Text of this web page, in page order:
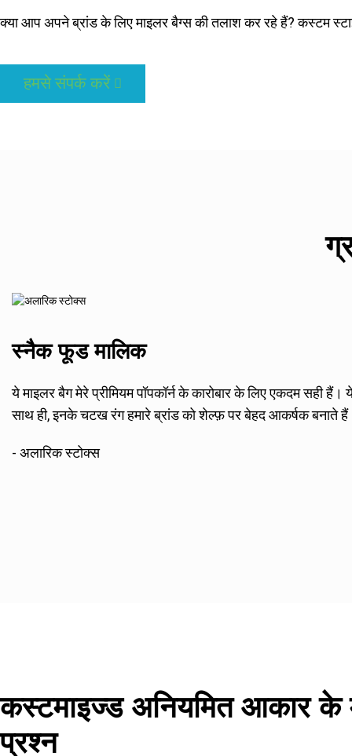
क्या आप अपने ब्रांड के लिए माइलर बैग्स की तलाश कर रहे हैं? कस्टम
हमसे संपर्क करें
स्नैक फूड मालिक
ये माइलर बैग मेरे प्रीमियम पॉपकॉर्न के कारोबार के लिए एकदम सही
साथ ही, इनके चटख रंग हमारे ब्रांड को शेल्फ़ पर बेहद आकर्षक बनाते
- अलारिक स्टोक्स
कस्टमाइज्ड अनियमित आकार के
प्रश्न